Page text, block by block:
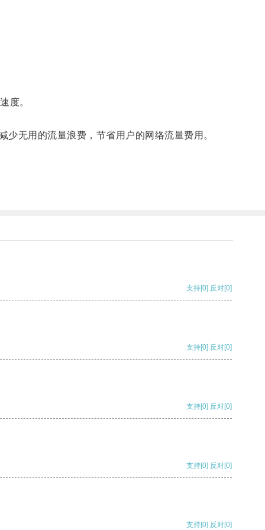
度。
无用的流量浪费，节省用户的网络流量费用。
支持[0] 反对[0]
支持[0] 反对[0]
支持[0] 反对[0]
支持[0] 反对[0]
支持[0] 反对[0]